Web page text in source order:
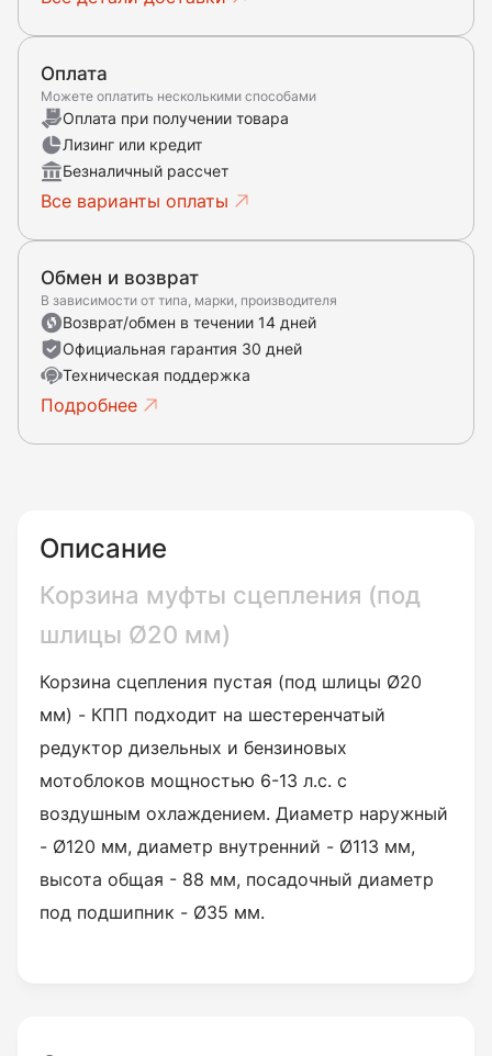
Оплата
Можете оплатить несколькими способами
Оплата при получении товара
Лизинг или кредит
Безналичный рассчет
Все варианты оплаты
Обмен и возврат
В зависимости от типа, марки, производителя
Возврат/обмен в течении 14 дней
Официальная гарантия 30 дней
Техническая поддержка
Подробнее
Описание
Корзина муфты сцепления (под
шлицы Ø20 мм)
Корзина сцепления пустая (под шлицы Ø20
мм) - КПП подходит на шестеренчатый
редуктор дизельных и бензиновых
мотоблоков мощностью 6-13 л.с. с
воздушным охлаждением. Диаметр наружный
- Ø120 мм, диаметр внутренний - Ø113 мм,
высота общая - 88 мм, посадочный диаметр
под подшипник - Ø35 мм.